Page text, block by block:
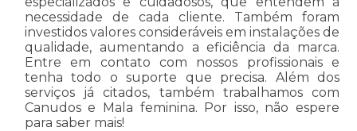
necessidade de cada cliente. Também foram
investidos valores consideráveis em instalações de
qualidade, aumentando a eficiência da marca.
Entre em contato com nossos profissionais e
tenha todo o suporte que precisa. Além dos
serviços já citados, também trabalhamos com
Canudos e Mala feminina. Por isso, não espere
para saber mais!